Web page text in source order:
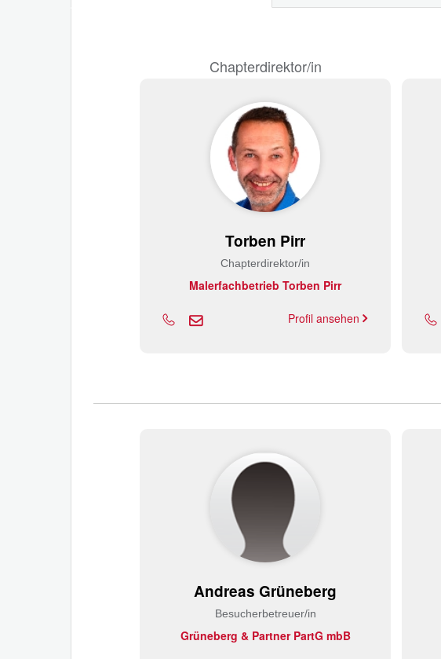
Chapterdirektor/in
Torben Pirr
Chapterdirektor/in
Malerfachbetrieb Torben Pirr
Profil ansehen
Andreas Grüneberg
Besucherbetreuer/in
Grüneberg & Partner PartG mbB